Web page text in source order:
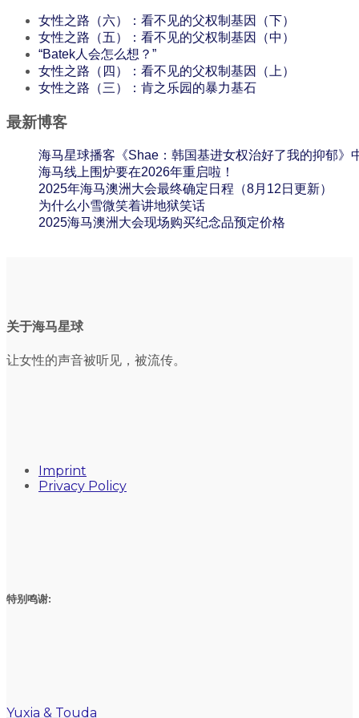
女性之路（六）：看不见的父权制基因（下）
女性之路（五）：看不见的父权制基因（中）
“Batek人会怎么想？”
女性之路（四）：看不见的父权制基因（上）
女性之路（三）：肯之乐园的暴力基石
最新博客
海马星球播客《Shae：韩国基进女权治好了我的抑郁》
海马线上围炉要在2026年重启啦！
2025年海马澳洲大会最终确定日程（8月12日更新）
为什么小雪微笑着讲地狱笑话
2025海马澳洲大会现场购买纪念品预定价格
关于海马星球
让女性的声音被听见，被流传。
Imprint
Privacy Policy
特别鸣谢:
Yuxia & Touda